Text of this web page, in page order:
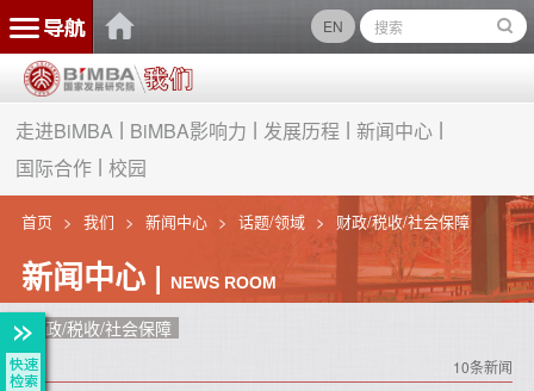
EN
走进BiMBA BiMBA影响力 发展历程
新闻中心
国际合作
校园
首页 我们 新闻中心 话题/领域 财政/税收/社会保障
新闻中心 | NEWS ROOM
财政/税收/社会保障
10条新闻